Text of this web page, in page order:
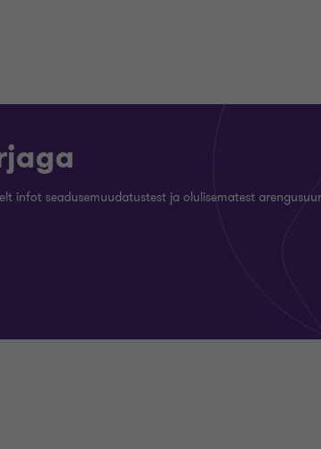
infot seadusemuudatustest ja olulisematest